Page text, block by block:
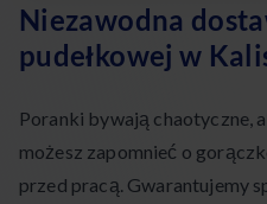
Niezawodna
pudełkowej w
Poranki bywają chaotyczne,
możesz zapomnieć o
przed pracą. Gwarantujemy